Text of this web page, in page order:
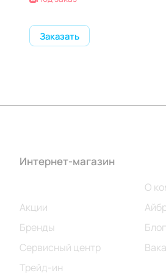
Заказать
Интернет-магазин
Акции
Бренды
Сервисный центр
Трейд-ин
О
Блог